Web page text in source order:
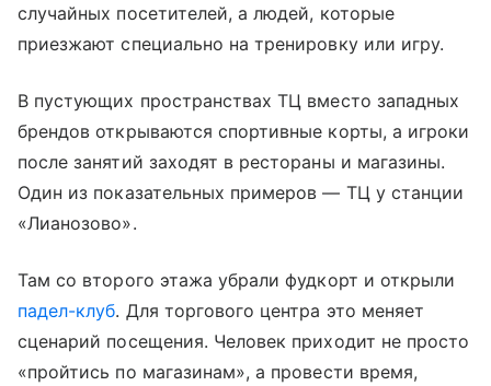
случайных посетителей, а людей, которые
приезжают специально на тренировку или игру.
В пустующих пространствах ТЦ вместо западных
брендов открываются спортивные корты, а игроки
после занятий заходят в рестораны и магазины.
Один из показательных примеров — ТЦ у станции
«Лианозово».
Там со второго этажа убрали фудкорт и открыли
падел-клуб. Для торгового центра это меняет
сценарий посещения. Человек приходит не просто
«пройтись по магазинам», а провести время,